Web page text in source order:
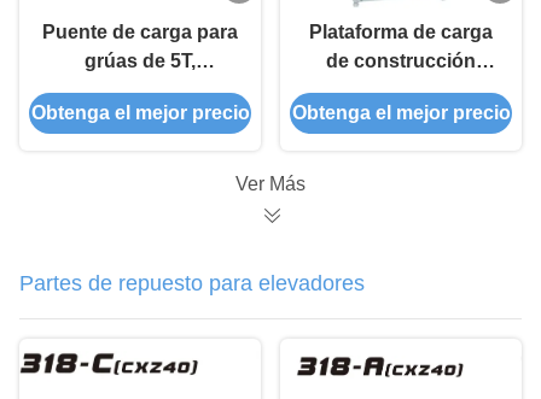
Puente de carga para
grúas de 5T,
plataformas de carga
para edificios de 5,3m
Obtenga el mejor precio
Plataforma de carga
de construcción
retráctil de 2600 mm
anticorrosión
Obtenga el mejor precio
Ver Más
Partes de repuesto para elevadores